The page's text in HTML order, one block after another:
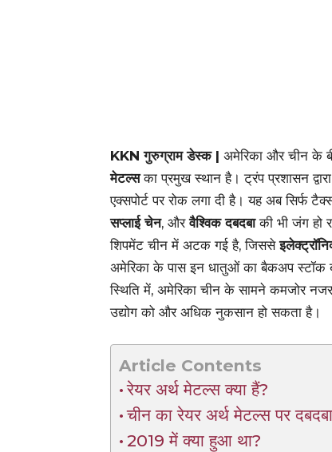
KKN गुरुग्राम डेस्क | अमेरिका और चीन के
मेटल्सका प्रमुख स्थान है। ट्रंप प्रशासन
एक्सपोर्ट पर रोक लगा दी है। यह अब सिर्फ
सप्लाई चेन, औरवैश्विक दबदबाकी भी जंग हो
शिपमेंट चीन में अटक गई है, जिससे
अमेरिका के पास इन धातुओं का बैकअप स्टॉक
स्थिति में, अमेरिका चीन के सामने कमजोर
उद्योग को और अधिक नुकसान हो सकता है।
Article Contents
रेयर अर्थ मेटल्स क्या हैं?
चीन का रेयर अर्थ मेटल्स पर
2019 में क्या हुआ था?